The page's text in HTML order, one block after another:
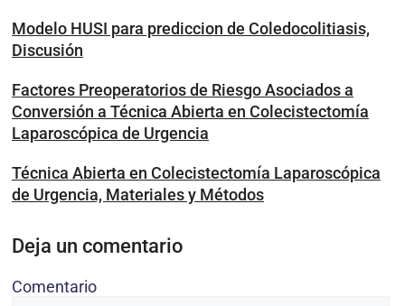
Modelo HUSI para prediccion de Coledocolitiasis,
Discusión
Factores Preoperatorios de Riesgo Asociados a
Conversión a Técnica Abierta en Colecistectomía
Laparoscópica de Urgencia
Técnica Abierta en Colecistectomía Laparoscópica
de Urgencia, Materiales y Métodos
Deja un comentario
Comentario